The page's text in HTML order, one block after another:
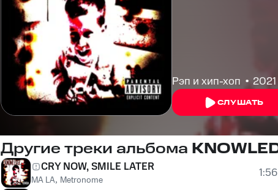
Рэп и хип-хоп 2021
СЛУШАТЬ
Другие треки альбома
CRY NOW, SMILE LATER
MA LA, Metronome
1:56